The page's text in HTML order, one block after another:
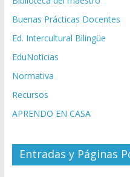
Buenas Prácticas Docentes
Ed. Intercultural Bilingüe
EduNoticias
Normativa
Recursos
APRENDO EN CASA
Entradas y Páginas